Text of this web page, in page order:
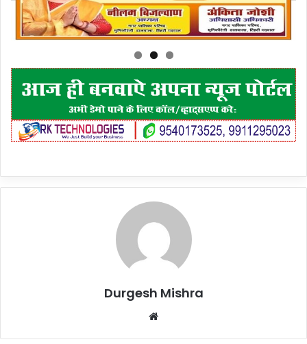
Durgesh Mishra
Website